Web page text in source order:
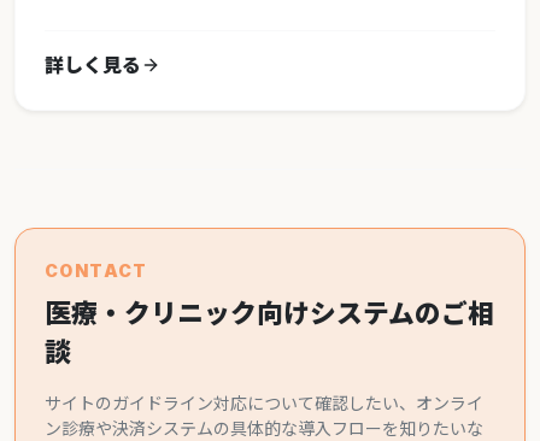
詳しく見る
CONTACT
医療・クリニック向けシステムのご相
談
サイトのガイドライン対応について確認したい、オンライ
ン診療や決済システムの具体的な導入フローを知りたいな